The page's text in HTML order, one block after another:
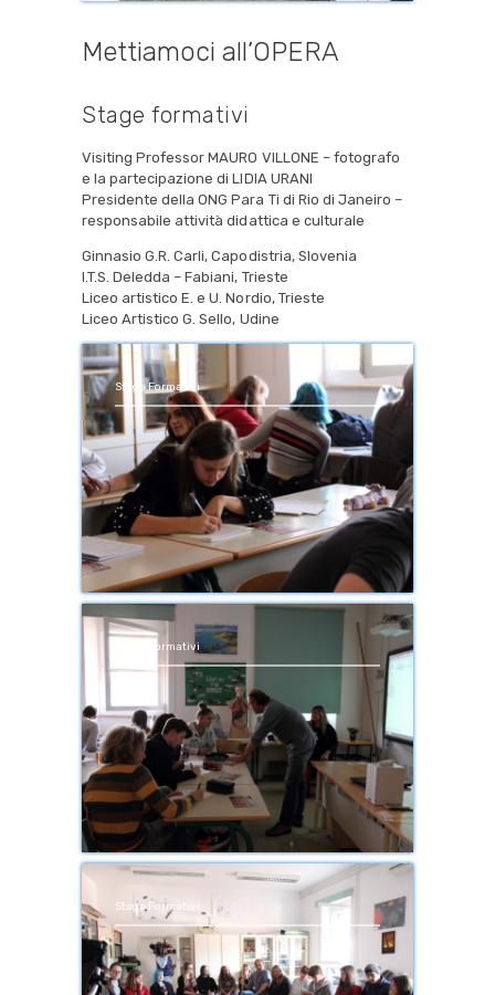
Mettiamoci all’OPERA
Stage formativi
Visiting Professor MAURO VILLONE – fotografo
e la partecipazione di LIDIA URANI
Presidente della ONG Para Ti di Rio di Janeiro –
responsabile attività didattica e culturale
Ginnasio G.R. Carli, Capodistria, Slovenia
I.T.S. Deledda – Fabiani, Trieste
Liceo artistico E. e U. Nordio, Trieste
Liceo Artistico G. Sello, Udine
Stage Formativi
Stage Formativi
Stage Formativi